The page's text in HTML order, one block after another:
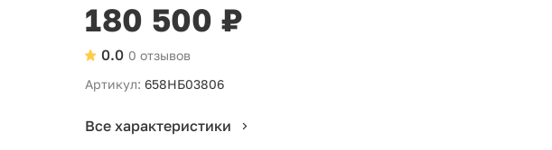
180 500 ₽
0 отзывов
0.0
Артикул: 658НБ03806
Все характеристики